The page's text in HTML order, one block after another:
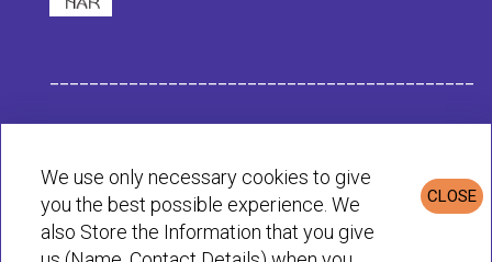
Политика конфиденциальности и cookie
CLOSE
We use only necessary cookies to give
you the best possible experience. We
also Store the Information that you give